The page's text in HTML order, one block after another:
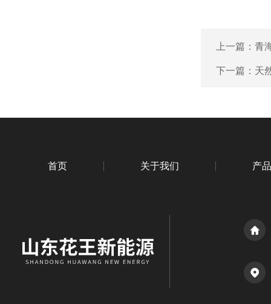
上一篇： 青
下一篇： 天
首页 关于我们 产